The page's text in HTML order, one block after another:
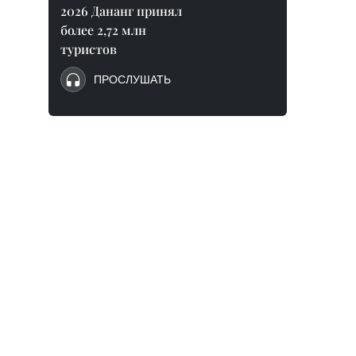
2026 Дананг принял
более 2,72 млн
туристов
ПРОСЛУШАТЬ